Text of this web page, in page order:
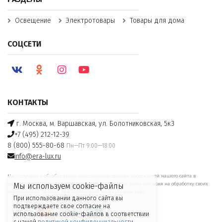
Мы используем cookie-файлы
При использовании данного сайта вы
подтверждаете свое согласие на
использование cookie-файлов в соответствии
КОНТАКТЫ
г. Москва, м. Варшавская, ул. Болотниковская, 5к3
+7 (495) 212-12-39
8 (800) 555-80-68 Пн—Пт 9:00—18:00
info@era-lux.ru
Мы получаем и обрабатываем персональные данные посетителей нашего сайта в
соответствии софициальной политикой. Если вы не даете согласия на обработку своих
персональных данных, Вам необходимо покинуть наш сайт.
Освещение Электротовары Товары для дома
СОЦСЕТИ